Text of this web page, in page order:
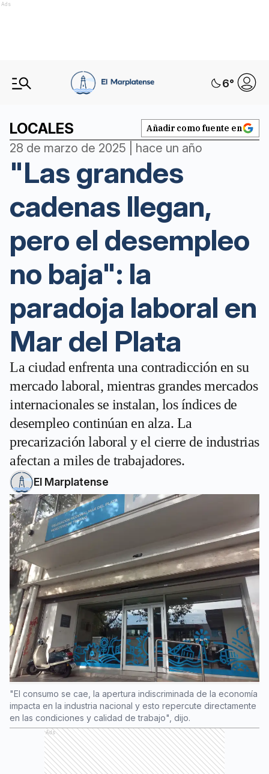
Ads
6°
LOCALES Añadir como fuente en
28 de marzo de 2025 | hace un año
"Las grandes
cadenas llegan,
pero el desempleo
no baja": la
paradoja laboral en
Mar del Plata
La ciudad enfrenta una contradicción en su
mercado laboral, mientras grandes mercados
internacionales se instalan, los índices de
desempleo continúan en alza. La
precarización laboral y el cierre de industrias
afectan a miles de trabajadores.
El Marplatense
"El consumo se cae, la apertura indiscriminada de la economía
impacta en la industria nacional y esto repercute directamente
en las condiciones y calidad de trabajo", dijo.
Ads